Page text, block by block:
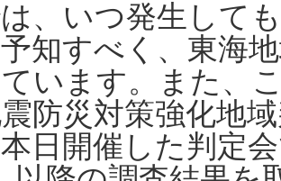
、いつ発生して
知すべく、東海
います。また、
防災対策強化地
日開催した判定